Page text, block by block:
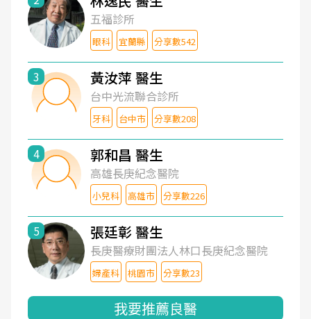
五福診所
眼科 宜蘭縣 分享數542
3 黃汝萍 醫生
台中光流聯合診所
牙科 台中市 分享數208
4 郭和昌 醫生
高雄長庚紀念醫院
小兒科 高雄市 分享數226
5 張廷彰 醫生
長庚醫療財團法人林口長庚紀念醫院
婦產科 桃園市 分享數23
我要推薦良醫